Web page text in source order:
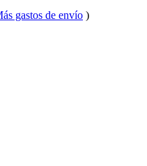
gastos de envío )